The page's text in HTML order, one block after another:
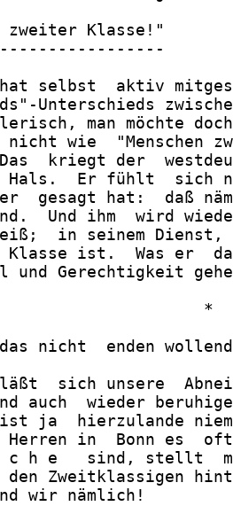
zweiter Klasse!"
selbst  aktiv
Unterschieds
man möchte
nicht wie  "Menschen
kriegt der
Hals.  Er fühlt  sich
gesagt hat:  daß
Und ihm  wird
in seinem
Klasse ist.  Was er
und Gerechtigkeit
*
nicht  enden
sich unsere
auch  wieder
ja  hierzulande
Herren in  Bonn es
c h e   sind, stellt
den Zweitklassigen
wir nämlich!